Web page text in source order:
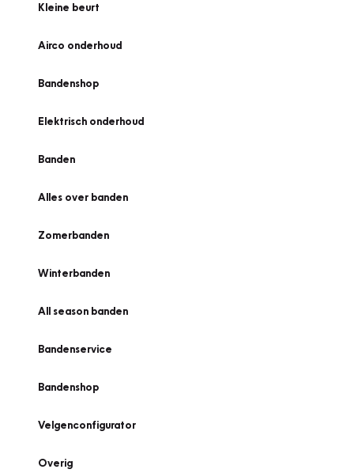
Kleine beurt
Airco onderhoud
Bandenshop
Elektrisch onderhoud
Banden
Alles over banden
Zomerbanden
Winterbanden
All season banden
Bandenservice
Bandenshop
Velgenconfigurator
Overig